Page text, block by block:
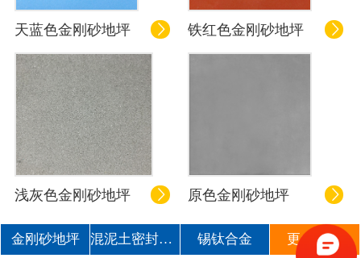
天蓝色金刚砂地坪  铁红色金刚砂地坪 
浅灰色金刚砂地坪  原色金刚砂地坪 
金刚砂地坪 混泥土密封固化剂 锡钛合金 更多产品